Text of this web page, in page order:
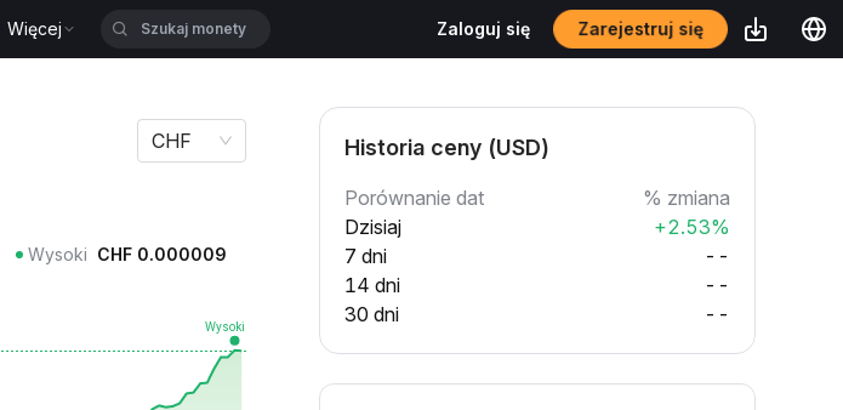
Więcej Zaloguj się Zarejestruj się
CHF
Wysoki CHF 0.000009
Historia ceny (USD)
Porównanie dat
% zmiana
Dzisiaj
+2.53%
7 dni
--
14 dni
--
30 dni
--